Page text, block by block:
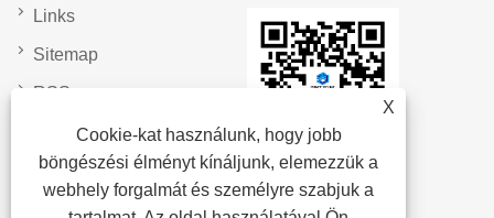
X
Cookie-kat használunk, hogy jobb
böngészési élményt kínáljunk, elemezzük a
webhely forgalmát és személyre szabjuk a
Links
Sitemap
RSS
Adatvédelmi szabályzat